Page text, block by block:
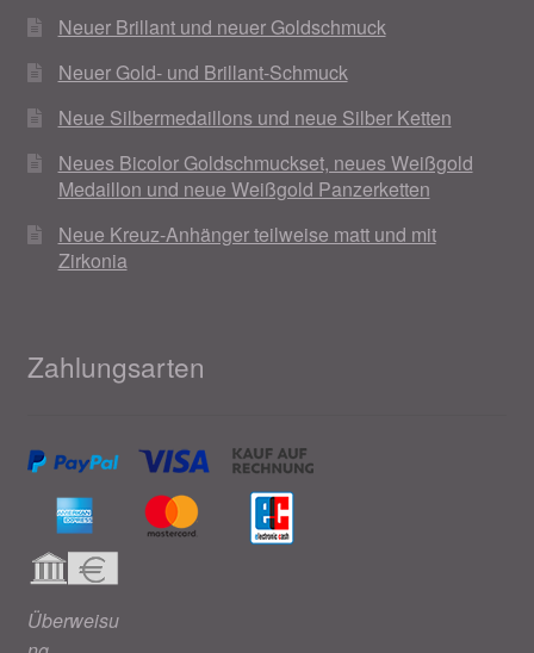
Neuer Brillant und neuer Goldschmuck
Neuer Gold- und Brillant-Schmuck
Neue Silbermedaillons und neue Silber Ketten
Neues Bicolor Goldschmuckset, neues Weißgold
Medaillon und neue Weißgold Panzerketten
Neue Kreuz-Anhänger teilweise matt und mit
Zirkonia
Zahlungsarten
Überweisu